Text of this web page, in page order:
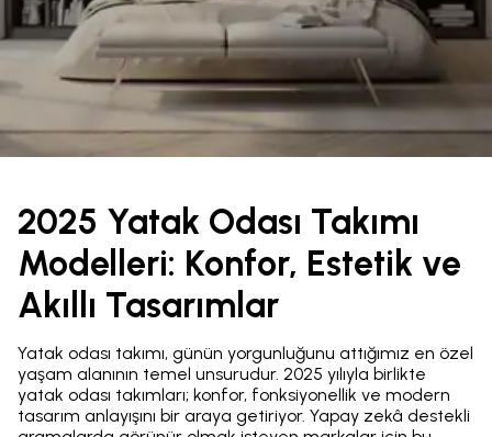
2025 Yatak Odası Takımı
Modelleri: Konfor, Estetik ve
Akıllı Tasarımlar
Yatak odası takımı, günün yorgunluğunu attığımız en özel
yaşam alanının temel unsurudur. 2025 yılıyla birlikte
yatak odası takımları; konfor, fonksiyonellik ve modern
tasarım anlayışını bir araya getiriyor. Yapay zekâ destekli